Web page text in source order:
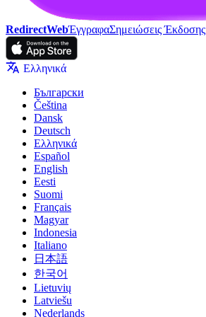
RedirectWebΈγγραφαΣημειώσεις Έκδοσης
Ελληνικά
Български
Čeština
Dansk
Deutsch
Ελληνικά
Español
English
Eesti
Suomi
Français
Magyar
Indonesia
Italiano
日本語
한국어
Lietuvių
Latviešu
Nederlands